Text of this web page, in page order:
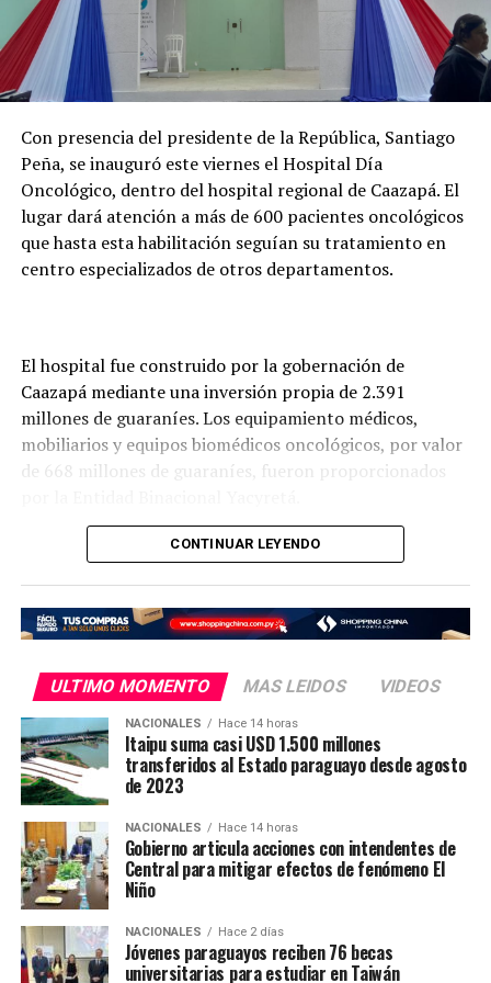
Con presencia del presidente de la República, Santiago
Peña, se inauguró este viernes el Hospital Día
Oncológico, dentro del hospital regional de Caazapá. El
lugar dará atención a más de 600 pacientes oncológicos
que hasta esta habilitación seguían su tratamiento en
centro especializados de otros departamentos.
El hospital fue construido por la gobernación de
Caazapá mediante una inversión propia de 2.391
millones de guaraníes. Los equipamiento médicos,
mobiliarios y equipos biomédicos oncológicos, por valor
de 668 millones de guaraníes, fueron proporcionados
Así también, el Gobierno Nacional, a través del
que prestará servicios a los pacientes del nuevo hospital.
El Hospital de Día Oncológico (o Centro de Día) es una
unidad especializada diseñada para ofrecer tratamientos
ambulatorios contra el cáncer, como quimioterapia,
inmunoterapia, terapias biológicas y transfusiones
sanguíneas, sin necesidad de que el paciente quede
internado.
El propósito de este modelo de atención es permitir que
el paciente reciba su esquema médico en un entorno
cómodo y seguro durante el día, para luego regresar a
su hogar el mismo día
CONTINUAR LEYENDO
ULTIMO MOMENTO MAS LEIDOS VIDEOS
NACIONALES Hace 14 horas
Itaipu suma casi USD 1.500 millones
transferidos al Estado paraguayo desde agosto
de 2023
NACIONALES Hace 14 horas
Gobierno articula acciones con intendentes de
Central para mitigar efectos de fenómeno El
Niño
NACIONALES Hace 2 días
Jóvenes paraguayos reciben 76 becas
universitarias para estudiar en Taiwán